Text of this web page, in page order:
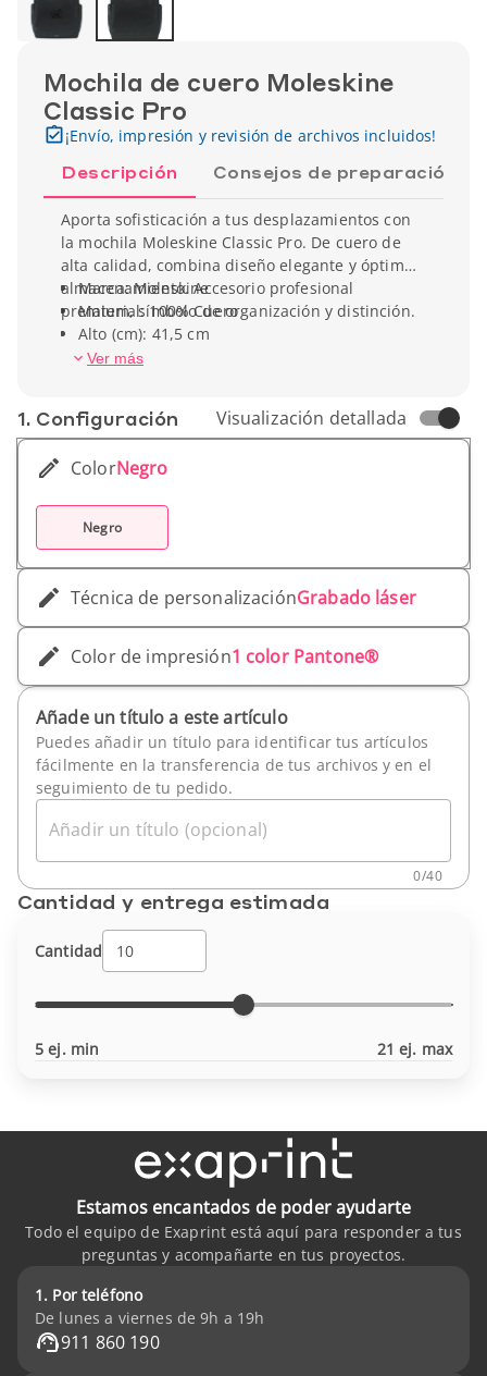
Mochila de cuero Moleskine
Classic Pro
¡Envío, impresión y revisión de archivos incluidos!
Descripción Consejos de preparación
Aporta sofisticación a tus desplazamientos con
la mochila Moleskine Classic Pro. De cuero de
alta calidad, combina diseño elegante y óptimo
almacenamiento. Accesorio profesional
premium, símbolo de organización y distinción.
Marca: Moleskine
Material: 100% Cuero
Alto (cm): 41,5 cm
Ancho (cm): 12 cm
Ver más
1. Conf­iguración Visualización detallada
ColorNegro
Negro
Técnica de personalizaciónGrabado láser
Color de impresión1 color Pantone®
Añade un título a este artículo
Puedes añadir un título para identificar tus artículos
fácilmente en la transferencia de tus archivos y en el
seguimiento de tu pedido.
Añadir un título (opcional)
0/40
Cantidad y entrega estimada
Cantidad
5 ej. min 21 ej. max
Estamos encantados de poder ayudarte
Todo el equipo de Exaprint está aquí para responder a tus
preguntas y acompañarte en tus proyectos.
1. Por teléfono
De lunes a viernes de 9h a 19h
911 860 190